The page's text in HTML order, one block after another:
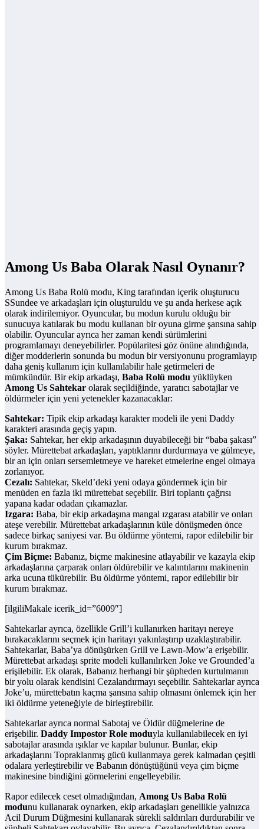
Among Us Baba Olarak Nasıl Oynanır?
Among Us Baba Rolü modu, King tarafından içerik oluşturucu
SSundee ve arkadaşları için oluşturuldu ve şu anda herkese açık
olarak indirilemiyor. Oyuncular, bu modun kurulu olduğu bir
sunucuya katılarak bu modu kullanan bir oyuna girme şansına sahip
olabilir. Oyuncular ayrıca her zaman kendi sürümlerini
programlamayı deneyebilirler. Popülaritesi göz önüne alındığında,
diğer modderlerin sonunda bu modun bir versiyonunu programlayıp
daha geniş kullanım için kullanılabilir hale getirmeleri de
mümkündür. Bir ekip arkadaşı, Baba Rolü modu yüklüyken
Among Us Sahtekar olarak seçildiğinde, yaratıcı sabotajlar ve
öldürmeler için yeni yetenekler kazanacaklar:
Sahtekar: Tipik ekip arkadaşı karakter modeli ile yeni Daddy
karakteri arasında geçiş yapın.
Şaka: Sahtekar, her ekip arkadaşının duyabileceği bir “baba şakası”
söyler. Mürettebat arkadaşları, yaptıklarını durdurmaya ve gülmeye,
bir an için onları sersemletmeye ve hareket etmelerine engel olmaya
zorlanıyor.
Cezalı: Sahtekar, Skeld’deki yeni odaya göndermek için bir
menüden en fazla iki mürettebat seçebilir. Biri toplantı çağrısı
yapana kadar odadan çıkamazlar.
Izgara: Baba, bir ekip arkadaşına mangal ızgarası atabilir ve onları
ateşe verebilir. Mürettebat arkadaşlarının küle dönüşmeden önce
sadece birkaç saniyesi var. Bu öldürme yöntemi, rapor edilebilir bir
kurum bırakmaz.
Çim Biçme: Babanız, biçme makinesine atlayabilir ve kazayla ekip
arkadaşlarına çarparak onları öldürebilir ve kalıntılarını makinenin
arka ucuna tükürebilir. Bu öldürme yöntemi, rapor edilebilir bir
kurum bırakmaz.
[ilgiliMakale icerik_id=”6009″]
Sahtekarlar ayrıca, özellikle Grill’i kullanırken haritayı nereye
bırakacaklarını seçmek için haritayı yakınlaştırıp uzaklaştırabilir.
Sahtekarlar, Baba’ya dönüşürken Grill ve Lawn-Mow’a erişebilir.
Mürettebat arkadaşı sprite modeli kullanılırken Joke ve Grounded’a
erişilebilir. Ek olarak, Babanız herhangi bir şüpheden kurtulmanın
bir yolu olarak kendisini Cezalandırmayı seçebilir. Sahtekarlar ayrıca
Joke’u, mürettebatın kaçma şansına sahip olmasını önlemek için her
iki öldürme yeteneğiyle de birleştirebilir.
Sahtekarlar ayrıca normal Sabotaj ve Öldür düğmelerine de
erişebilir. Daddy Impostor Role moduyla kullanılabilecek en iyi
sabotajlar arasında ışıklar ve kapılar bulunur. Bunlar, ekip
arkadaşlarını Topraklanmış gücü kullanmaya gerek kalmadan çeşitli
odalara yerleştirebilir ve Babanın dönüştüğünü veya çim biçme
makinesine bindiğini görmelerini engelleyebilir.
Rapor edilecek ceset olmadığından, Among Us Baba Rolü
modunu kullanarak oynarken, ekip arkadaşları genellikle yalnızca
Acil Durum Düğmesini kullanarak sürekli saldırıları durdurabilir ve